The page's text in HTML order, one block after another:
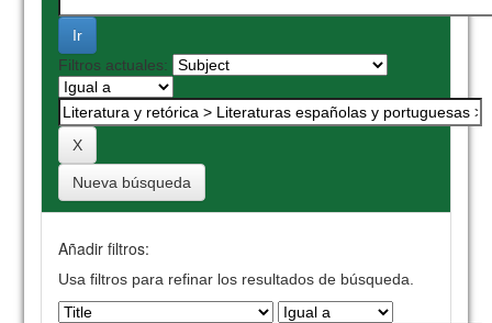
Filtros actuales:
Nueva búsqueda
Añadir filtros:
Usa filtros para refinar los resultados de búsqueda.